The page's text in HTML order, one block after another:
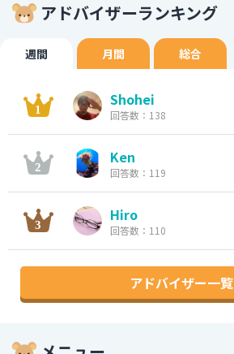
アドバイザーランキング
週間 月間 総合
Shohei
回答数：138
Ken
回答数：119
Hiro
回答数：110
アドバイザー一覧